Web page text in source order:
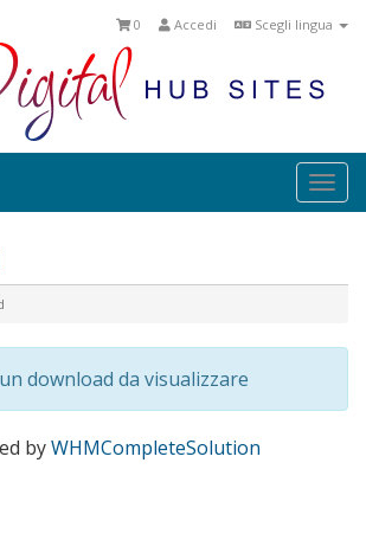
Scegli lingua
Accedi
0
download da visualizzare
byWHMCompleteSolution